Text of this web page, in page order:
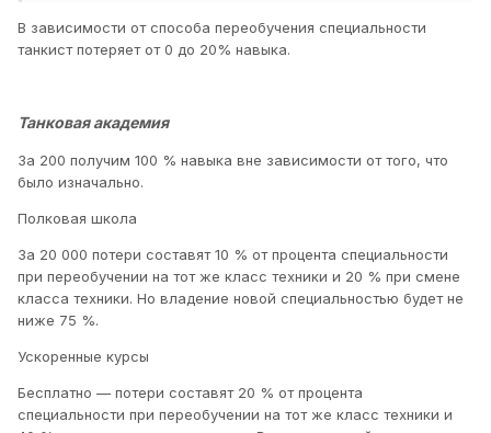
В зависимости от способа переобучения специальности
танкист потеряет от 0 до 20% навыка.
Танковая академия
За 200 получим 100 % навыка вне зависимости от того, что
было изначально.
Полковая школа
За 20 000 потери составят 10 % от процента специальности
при переобучении на тот же класс техники и 20 % при смене
класса техники. Но владение новой специальностью будет не
ниже 75 %.
Ускоренные курсы
Бесплатно — потери составят 20 % от процента
специальности при переобучении на тот же класс техники и